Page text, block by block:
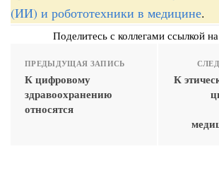
(ИИ) и робототехники в медицине.
Поделитесь с коллегами ссылкой
ПРЕДЫДУЩАЯ ЗАПИСЬ
К цифровому
здравоохранению
относятся
К